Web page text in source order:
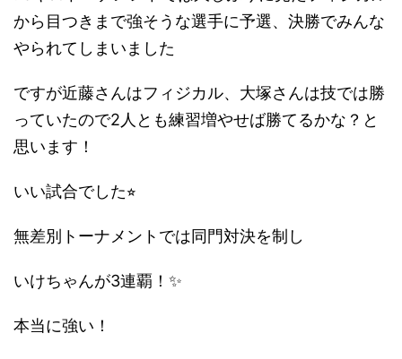
から目つきまで強そうな選手に予選、決勝でみんな
やられてしまいました
ですが近藤さんはフィジカル、大塚さんは技では勝
っていたので2人とも練習増やせば勝てるかな？と
思います！
いい試合でした⭐︎
無差別トーナメントでは同門対決を制し
いけちゃんが3連覇！✨
本当に強い！